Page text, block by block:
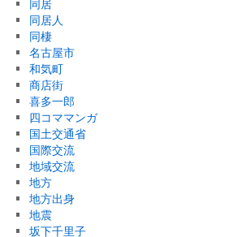
同居
同居人
同棲
名古屋市
和気町
商店街
喜多一郎
四コママンガ
国土交通省
国際交流
地域交流
地方
地方出身
地震
坂下千里子